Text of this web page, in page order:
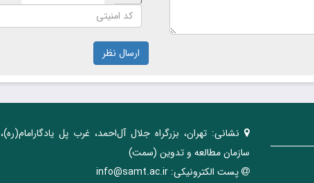
ارسال نظر
نشانی: تهران، ‌بزرگراه ‌جلال آل‌احمد، غرب پل يادگار‌امام(ره)‌،
سازمان مطالعه و تدوین‌ (سمت)
پست الکترونیکی: info@samt.ac.ir